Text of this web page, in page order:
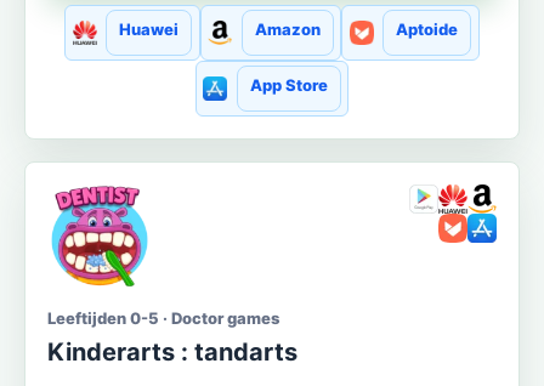
Huawei Amazon Aptoide
App Store
Leeftijden 0-5 · Doctor games
Kinderarts : tandarts